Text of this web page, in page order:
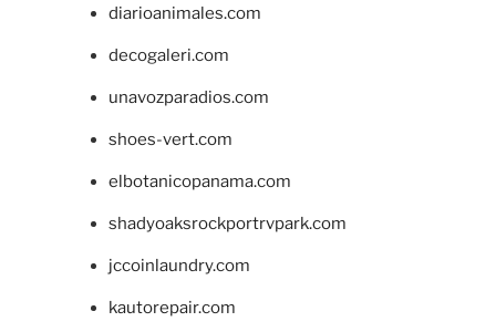
diarioanimales.com
decogaleri.com
unavozparadios.com
shoes-vert.com
elbotanicopanama.com
shadyoaksrockportrvpark.com
jccoinlaundry.com
kautorepair.com